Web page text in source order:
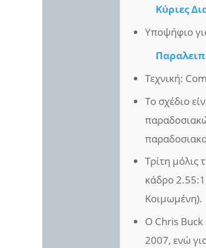
Κύριες
Υποψήφιο
Τεχνική:
Το σχέδιο
Τρίτη μόλις
κάδρο
Κοιμωμένη).
Ο Chris Buck
2007, ενώ